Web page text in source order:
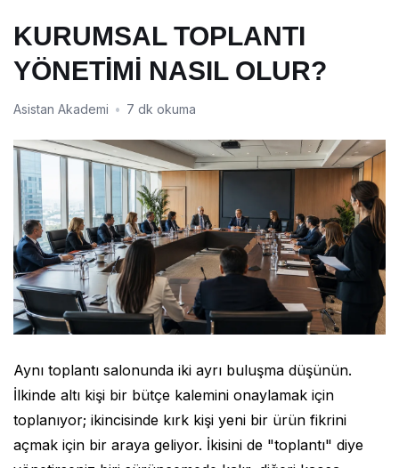
KURUMSAL TOPLANTI
YÖNETİMİ NASIL OLUR?
Asistan Akademi • 7 dk okuma
Aynı toplantı salonunda iki ayrı buluşma düşünün.
İlkinde altı kişi bir bütçe kalemini onaylamak için
toplanıyor; ikincisinde kırk kişi yeni bir ürün fikrini
açmak için bir araya geliyor. İkisini de "toplantı" diye